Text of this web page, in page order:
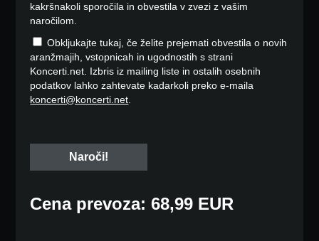
kakršnakoli sporočila in obvestila v zvezi z vašim
naročilom.
Obkljukajte tukaj, če želite prejemati obvestila o novih
aranžmajih, vstopnicah in ugodnostih s strani
Koncerti.net. Izbris iz mailing liste in ostalih osebnih
podatkov lahko zahtevate kadarkoli preko e-maila
koncerti@koncerti.net.
Cena prevoza: 68,99 EUR